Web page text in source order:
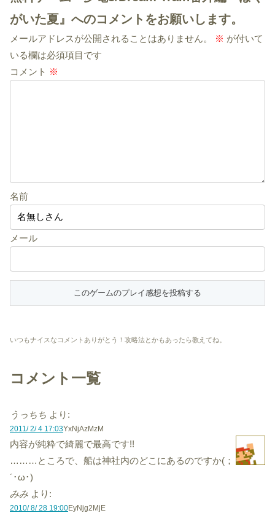
がいた夏』へのコメントをお願いします。
メールアドレスが公開されることはありません。 ※ が付いて
いる欄は必須項目です
コメント ※
名前
メール
いつもナイスなコメントありがとう！攻略法とかもあったら教えてね。
コメント一覧
うっちち より:
2011/ 2/ 4 17:03YxNjAzMzM
内容が純粋で綺麗で最高です!!
………ところで、船は神社内のどこにあるのですか(；
´･ω･)
みみ より:
2010/ 8/ 28 19:00EyNjg2MjE